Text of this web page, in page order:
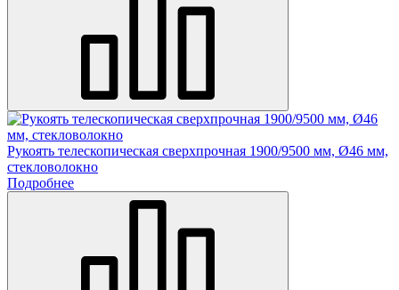
Рукоять телескопическая сверхпрочная 1900/9500 мм, Ø46 мм,
стекловолокно
Подробнее